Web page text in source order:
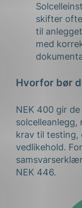
skifter
til
med
Hvorfor bør
NEK 400 gir
krav til testing,
vedlikehold.
NEK 446.